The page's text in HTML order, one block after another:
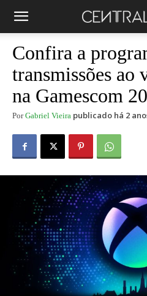
Confira a
transmissões
na Gamescom
Por Gabriel Vieira publicado há 2